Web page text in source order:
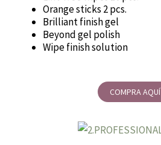
Orange sticks 2 pcs.
Brilliant finish gel
Beyond gel polish
Wipe finish solution
COMPRA AQUÍ